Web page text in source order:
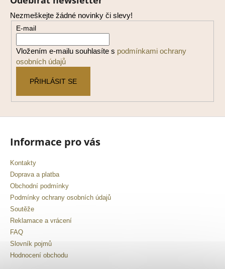
Nezmeškejte žádné novinky či slevy!
E-mail
Vložením e-mailu souhlasíte s podmínkami ochrany
osobních údajů
PŘIHLÁSIT SE
Informace pro vás
Kontakty
Doprava a platba
Obchodní podmínky
Podmínky ochrany osobních údajů
Soutěže
Reklamace a vrácení
FAQ
Slovník pojmů
Hodnocení obchodu